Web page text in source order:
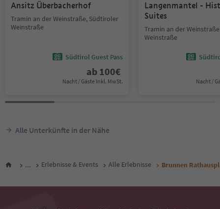
Ansitz Überbacherhof
Tramin an der Weinstraße, Südtiroler
Weinstraße
Südtirol Guest Pass
ab 100€
Nacht / Gäste Inkl. MwSt.
Langenmantel -
Suites
Tramin an der
Weinstraße
Nacht /
Alle Unterkünfte in der Nähe
... Erlebnisse & Events Alle Erlebnisse Brunnen